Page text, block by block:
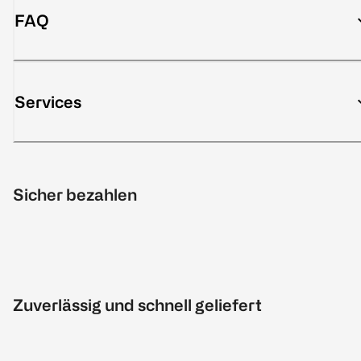
FAQ
Services
Sicher bezahlen
Zuverlässig und schnell geliefert